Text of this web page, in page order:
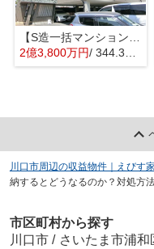
2億3,800万円/ 344.33㎡
川口市周辺の収益物件｜えびす
納するとどうなるのか？対処方
市区町村から探す
川口市 / さいたま市浦和